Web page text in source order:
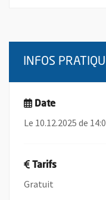
INFOS
Date
Le 10.12.2025 de
Tarifs
Gratuit